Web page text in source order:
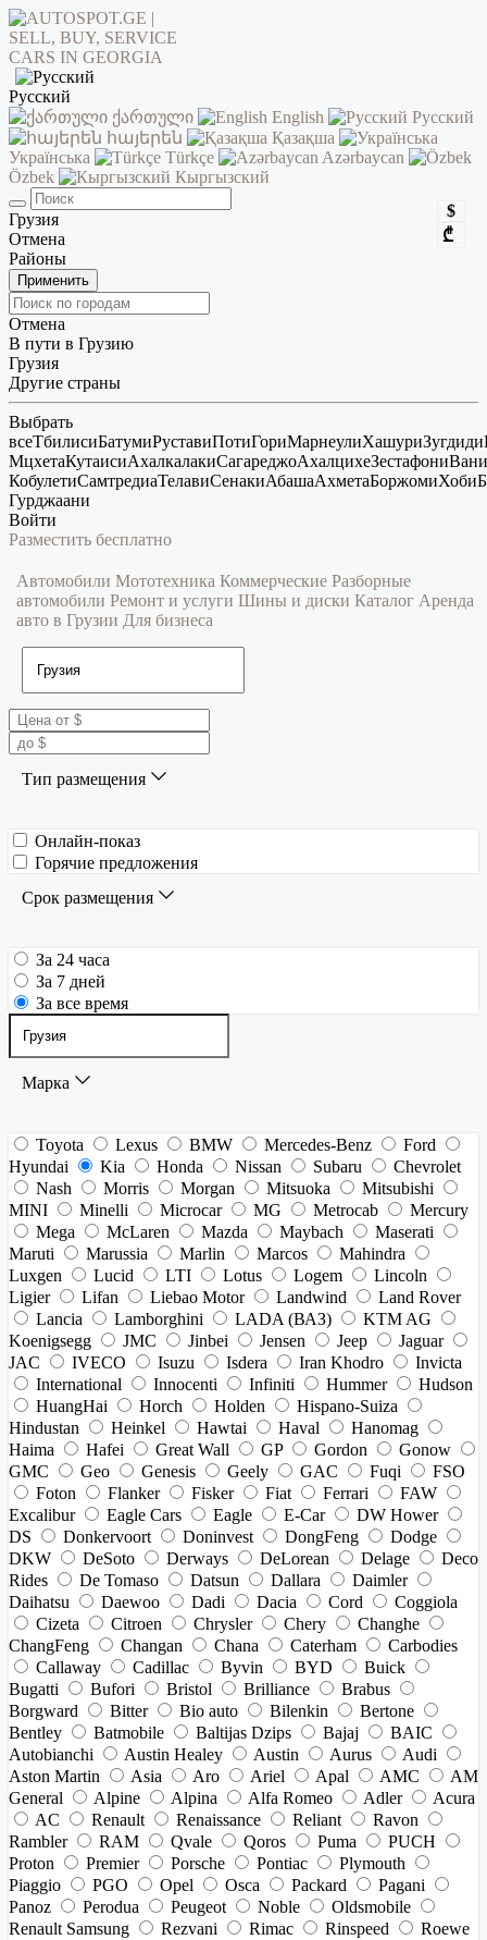
Русский
ქართული
English
Русский
հայերեն
Қазақша
Українська
Türkçe
Azərbaycan
Özbek
Кыргызский
$
₾
Грузия
Отмена
Районы
Применить
Отмена
В пути в Грузию
Грузия
Другие страны
Выбрать
всеТбилисиБатумиРуставиПотиГориМарнеулиХашуриЗугдиди
МцхетаКутаисиАхалкалакиСагареджоАхалцихеЗестафониВани
КобулетиСамтредиаТелавиСенакиАбашаАхметаБоржомиХоби
Гурджаани
Войти
Разместить бесплатно
Автомобили Мототехника Коммерческие Разборные
автомобили Ремонт и услуги Шины и диски Каталог Аренда
авто в Грузии Для бизнеса
Тип размещения
Онлайн-показ
Горячие предложения
Срок размещения
За 24 часа
За 7 дней
За все время
Марка
Toyota Lexus BMW Mercedes-Benz
Ford
Hyundai
Kia Honda Nissan Subaru
Chevrolet
Nash
Morris Morgan Mitsuoka
Mitsubishi
MINI
Minelli Microcar MG Metrocab
Mercury
Mega
McLaren Mazda Maybach
Maserati
Maruti
Marussia Marlin Marcos
Mahindra
Luxgen
Lucid LTI Lotus Logem
Lincoln
Ligier
Lifan Liebao Motor Landwind
Land Rover
Lancia
Lamborghini LADA (ВАЗ)
KTM AG
Koenigsegg
JMC Jinbei Jensen Jeep
Jaguar
JAC
IVECO Isuzu Isdera Iran Khodro
Invicta
International
Innocenti Infiniti Hummer
Hudson
HuangHai
Horch Holden
Hispano-Suiza
Hindustan
Heinkel Hawtai Haval
Hanomag
Haima
Hafei Great Wall GP Gordon
Gonow
GMC
Geo Genesis Geely GAC Fuqi
FSO
Foton
Flanker Fisker Fiat Ferrari
FAW
Excalibur
Eagle Cars Eagle E-Car
DW Hower
DS
Donkervoort Doninvest DongFeng
Dodge
DKW
DeSoto Derways DeLorean Delage
Deco
Rides
De Tomaso Datsun Dallara
Daimler
Daihatsu
Daewoo Dadi Dacia Cord
Coggiola
Cizeta
Citroen Chrysler Chery
Changhe
ChangFeng
Changan Chana Caterham
Carbodies
Callaway
Cadillac Byvin BYD
Buick
Bugatti
Bufori Bristol Brilliance
Brabus
Borgward
Bitter Bio auto Bilenkin
Bertone
Bentley
Batmobile Baltijas Dzips Bajaj
BAIC
Autobianchi
Austin Healey Austin Aurus
Audi
Aston Martin
Asia Aro Ariel Apal AMC
AM
General
Alpine Alpina Alfa Romeo Adler
Acura
AC
Renault Renaissance Reliant
Ravon
Rambler
RAM Qvale Qoros Puma
PUCH
Proton
Premier Porsche Pontiac
Plymouth
Piaggio
PGO Opel Osca Packard
Pagani
Panoz
Perodua Peugeot Noble
Oldsmobile
Renault Samsung
Rezvani Rimac Rinspeed
Roewe